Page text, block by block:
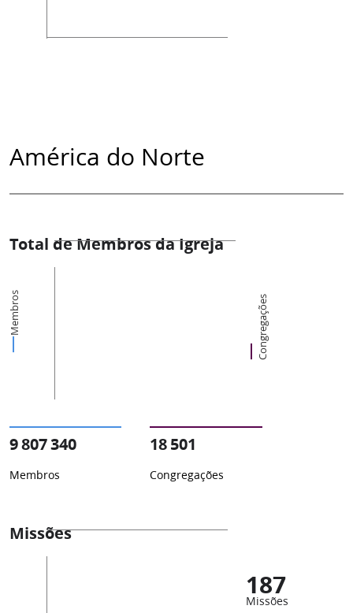
América do Norte
Total de Membros da Igreja
Membros Congregações
9 807 340
Membros
18 501
Congregações
Missões
187
Missões